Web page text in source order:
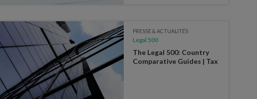
PRESSE & ACTUALITÉS
Legal 500
The Legal 500: Country
Comparative Guides | Tax